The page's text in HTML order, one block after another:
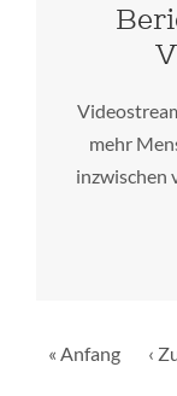
mehr
inzwischen
Erste
« Anfang ‹